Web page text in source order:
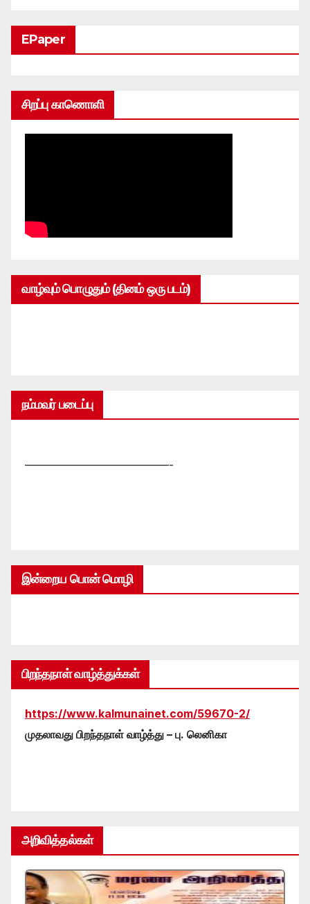
EPaper
சிறப்பு காணொளி
வாழ்வும் பொழுதும் (தினம் ஒரு படம்)
நம்மவர் படைப்பு
—————————————-
இன்றைய பொன் மொழி
பிறந்தநாள் வாழ்த்துக்கள்
https://www.kalmunainet.com/59670-2/
முதலாவது பிறந்தநாள் வாழ்த்து – பு. லெனிகா
அறிவித்தல்கள்